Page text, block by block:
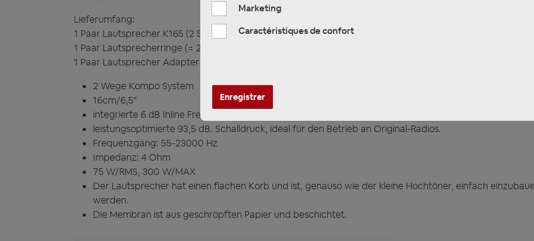
Lieferumfang:
1 Paar Lautsprecher K165 (2 Stück)
1 Paar Lautsprecherringe (= 2 Stück)
1 Paar Lautsprecher Adapter (2Stück)
2 Wege Kompo System
16cm/6,5"
integrierte 6 dB Inline Frequenzweiche
leistungsoptimierte 93,5 dB. Schalldruck, ideal für den Betrieb an Original-Radios.
Frequenzgang: 55-23000 Hz
Impedanz: 4 Ohm
75 W/RMS, 300 W/MAX
Der Lautsprecher hat einen flachen Korb und ist, genauso wie der kleine Hochtöner, einfach
werden.
Die Membran ist aus geschröpften Papier und beschichtet.
Marketing
Caractéristiques de confort
Enregistrer